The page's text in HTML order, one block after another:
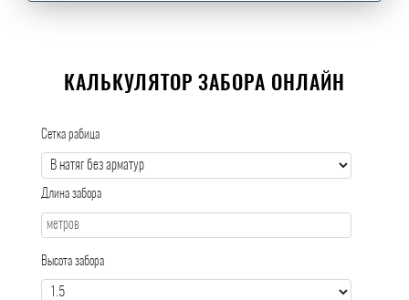
КАЛЬКУЛЯТОР ЗАБОРА ОНЛАЙН
Сетка рабица
Длина забора
Высота забора